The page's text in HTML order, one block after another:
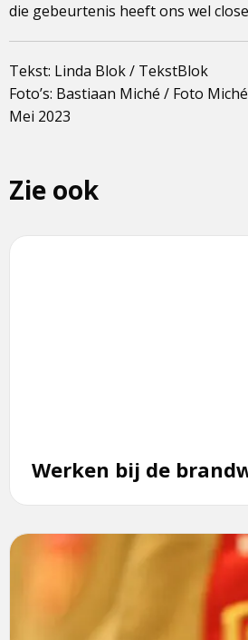
die gebeurtenis heeft ons wel
Tekst: Linda Blok / TekstBlok
Foto’s: Bastiaan Miché / Foto Miché
Mei 2023
Zie ook
Werken bij de
Lees
Lees